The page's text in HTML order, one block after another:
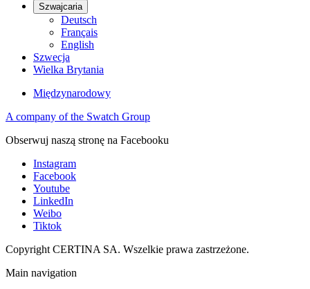
Szwajcaria
Deutsch
Français
English
Szwecja
Wielka Brytania
Międzynarodowy
A company of the Swatch Group
Obserwuj naszą stronę na Facebooku
Instagram
Facebook
Youtube
LinkedIn
Weibo
Tiktok
Copyright CERTINA SA. Wszelkie prawa zastrzeżone.
Main navigation